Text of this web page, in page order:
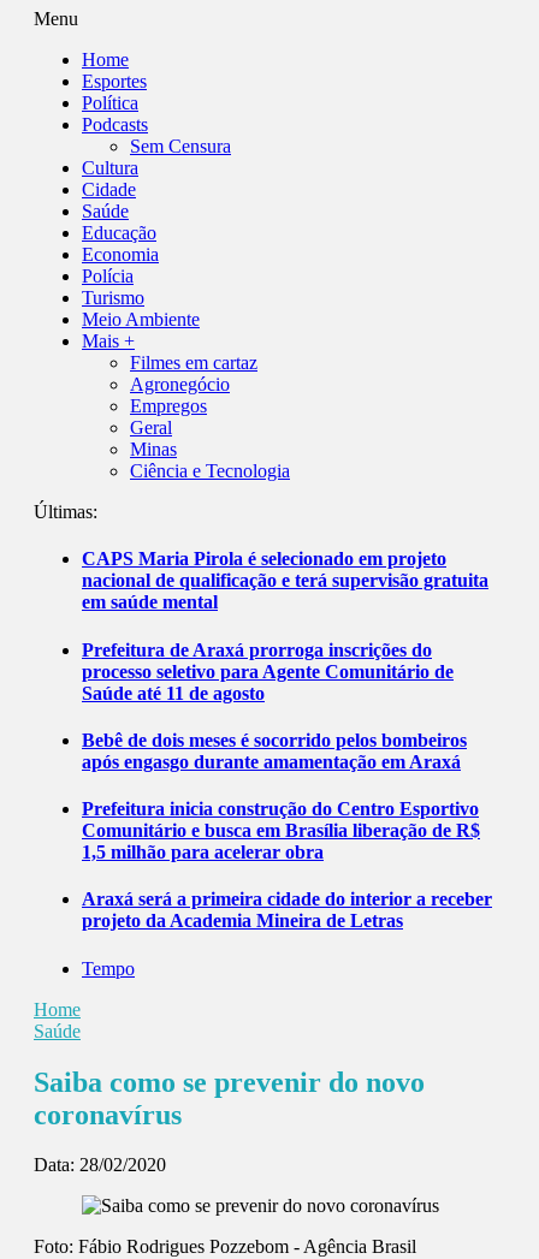
Menu
Home
Esportes
Política
Podcasts
Sem Censura
Cultura
Cidade
Saúde
Educação
Economia
Polícia
Turismo
Meio Ambiente
Mais +
Filmes em cartaz
Agronegócio
Empregos
Geral
Minas
Ciência e Tecnologia
Últimas:
CAPS Maria Pirola é selecionado em projeto
nacional de qualificação e terá supervisão gratuita
em saúde mental
Prefeitura de Araxá prorroga inscrições do
processo seletivo para Agente Comunitário de
Saúde até 11 de agosto
Bebê de dois meses é socorrido pelos bombeiros
após engasgo durante amamentação em Araxá
Prefeitura inicia construção do Centro Esportivo
Comunitário e busca em Brasília liberação de R$
1,5 milhão para acelerar obra
Araxá será a primeira cidade do interior a receber
projeto da Academia Mineira de Letras
Tempo
Home
Saúde
Saiba como se prevenir do novo
coronavírus
Data: 28/02/2020
Foto: Fábio Rodrigues Pozzebom - Agência Brasil